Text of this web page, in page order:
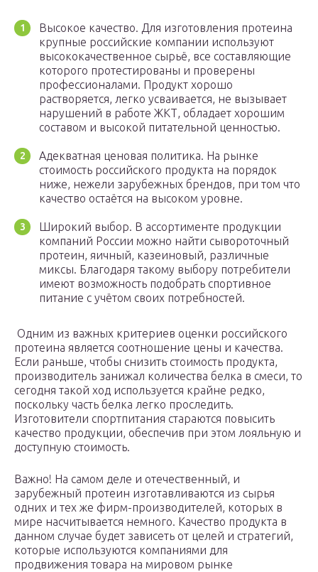
Высокое качество. Для изготовления протеина
крупные российские компании используют
высококачественное сырьё, все составляющие
которого протестированы и проверены
профессионалами. Продукт хорошо
растворяется, легко усваивается, не вызывает
нарушений в работе ЖКТ, обладает хорошим
составом и высокой питательной ценностью.
Адекватная ценовая политика. На рынке
стоимость российского продукта на порядок
ниже, нежели зарубежных брендов, при том что
качество остаётся на высоком уровне.
Широкий выбор. В ассортименте продукции
компаний России можно найти сывороточный
протеин, яичный, казеиновый, различные
миксы. Благодаря такому выбору потребители
имеют возможность подобрать спортивное
питание с учётом своих потребностей.
Одним из важных критериев оценки российского
протеина является соотношение цены и качества.
Если раньше, чтобы снизить стоимость продукта,
производитель занижал количества белка в смеси, то
сегодня такой ход используется крайне редко,
поскольку часть белка легко проследить.
Изготовители спортпитания стараются повысить
качество продукции, обеспечив при этом лояльную и
доступную стоимость.
Важно! На самом деле и отечественный, и
зарубежный протеин изготавливаются из сырья
одних и тех же фирм-производителей, которых в
мире насчитывается немного. Качество продукта в
данном случае будет зависеть от целей и стратегий,
которые используются компаниями для
продвижения товара на мировом рынке